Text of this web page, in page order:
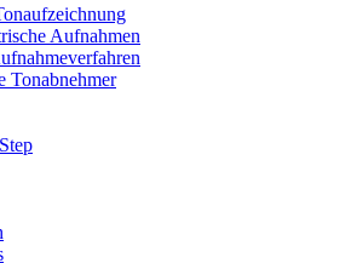
Aufnahmen
Tonabnehmer